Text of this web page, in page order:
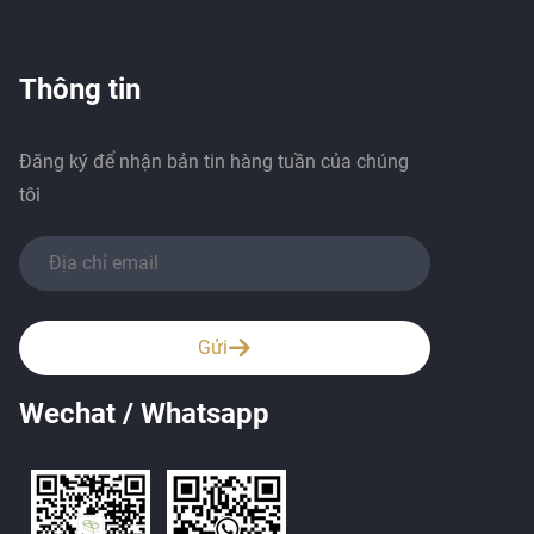
Thông tin
Đăng ký để nhận bản tin hàng tuần của chúng
tôi
Gửi
Wechat / Whatsapp